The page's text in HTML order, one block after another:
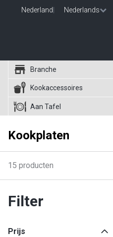
Nederland Nederlands
Branche
Kookaccessoires
Aan Tafel
Kookplaten
15 producten
Filter
Prijs